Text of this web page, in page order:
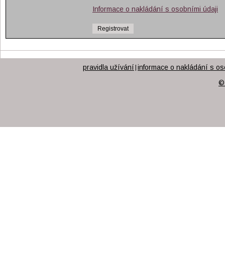
Informace o nakládání s osobními údaji
pravidla užívání informace o nakládání s
©